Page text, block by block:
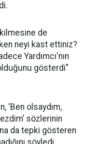
de
neyi kast ettiniz?
Yardımcı'nın
gösterdi"
‘Ben olsaydım,
sözlerinin
da tepki gösteren